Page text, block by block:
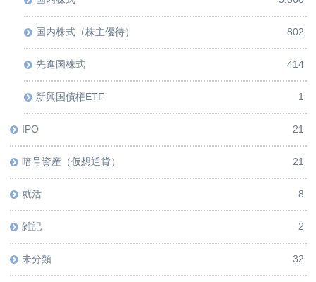
国内株式（株主優待） 802
先進国株式 414
新興国債権ETF 1
IPO 21
暗号資産（仮想通貨） 21
就活 8
雑記 2
未分類 32